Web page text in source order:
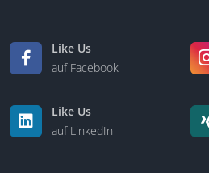
Like Us
auf Facebook
Like Us
auf LinkedIn